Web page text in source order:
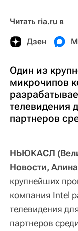
Читать ria.ru в
Дзен
Один из
микрочипов
телевидения
партнеров
НЬЮКАСЛ
Новости,
крупнейших
компания Intel
телевидения
партнеров